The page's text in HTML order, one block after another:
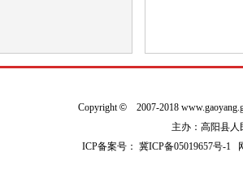
Copyright©2007-2018
主办：高阳县人
ICP备案号： 冀ICP备05019657号-1网